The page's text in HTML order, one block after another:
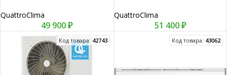
QuattroClima
49 900₽
QuattroClima
51 400₽
Код товара: 42743 Код товара: 43062